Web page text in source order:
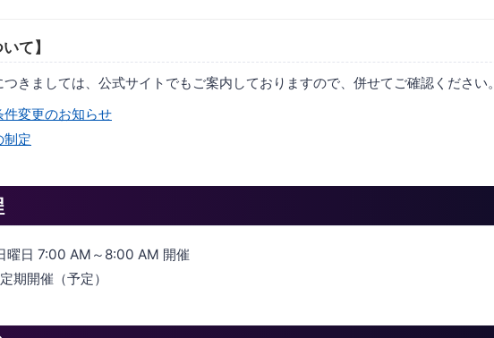
て】
きましては、公式サイトでもご案内しておりますので、併せてご確認ください。
件変更のお知らせ
制定
曜日 7:00 AM～8:00 AM 開催
期開催（予定）